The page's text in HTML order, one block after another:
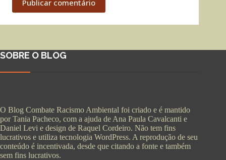
Publicar comentário
SOBRE O BLOG
O Blog Combate Racismo Ambiental foi criado e é mantido
por Tania Pacheco, com a ajuda de Ana Paula Cavalcanti e
Daniel Levi e design de Raquel Cordeiro. Não tem fins
lucrativos e utiliza tecnologia WordPress. A reprodução de seu
conteúdo é incentivada, desde que citando a fonte e também
sem fins lucrativos.